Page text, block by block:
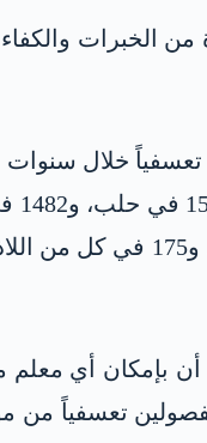
من الخبرات
معلماً ومعلمة إلى عملهم ممن فُصلوا
في حمص، و720 في درعا، و713 في حماة، و571 في دير الزور، و450 في
أن بإمكان أي
تعسفياً من